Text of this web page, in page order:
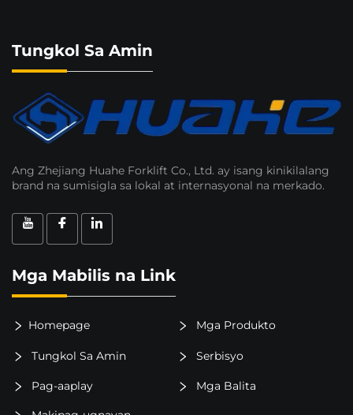
Tungkol Sa Amin
Ang Zhejiang Huahe Forklift Co., Ltd. ay isang kinikilalang
brand na sumisigla sa lokal at internasyonal na merkado.
Mga Mabilis na Link
Homepage Mga Produkto
Tungkol Sa Amin Serbisyo
Pag-aaplay Mga Balita